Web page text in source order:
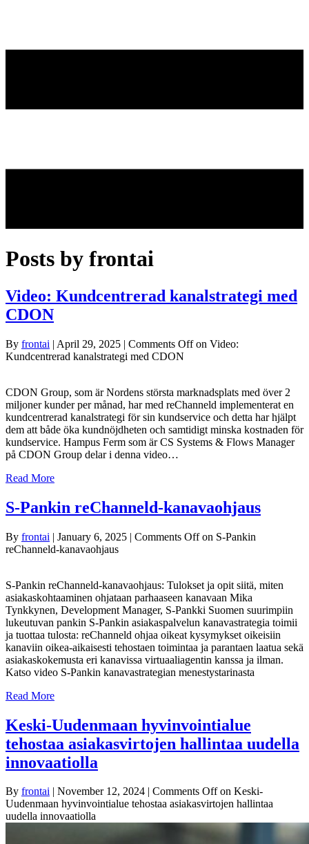
Posts by frontai
Video: Kundcentrerad kanalstrategi med
CDON
By frontai | April 29, 2025 | Comments Offon Video:
Kundcentrerad kanalstrategi med CDON
CDON Group, som är Nordens största marknadsplats med över 2
miljoner kunder per månad, har med reChanneld implementerat en
kundcentrerad kanalstrategi för sin kundservice och detta har hjälpt
dem att både öka kundnöjdheten och samtidigt minska kostnaden för
kundservice. Hampus Ferm som är CS Systems & Flows Manager
på CDON Group delar i denna video…
Read More
S-Pankin reChanneld-kanavaohjaus
By frontai | January 6, 2025 | Comments Offon S-Pankin
reChanneld-kanavaohjaus
S-Pankin reChanneld-kanavaohjaus: Tulokset ja opit siitä, miten
asiakaskohtaaminen ohjataan parhaaseen kanavaan Mika
Tynkkynen, Development Manager, S-Pankki Suomen suurimpiin
lukeutuvan pankin S-Pankin asiakaspalvelun kanavastrategia toimii
ja tuottaa tulosta: reChanneld ohjaa oikeat kysymykset oikeisiin
kanaviin oikea-aikaisesti tehostaen toimintaa ja parantaen laatua sekä
asiakaskokemusta eri kanavissa virtuaaliagentin kanssa ja ilman.
Katso video S-Pankin kanavastrategian menestystarinasta
Read More
Keski-Uudenmaan hyvinvointialue
tehostaa asiakasvirtojen hallintaa uudella
innovaatiolla
By frontai | November 12, 2024 | Comments Offon Keski-
Uudenmaan hyvinvointialue tehostaa asiakasvirtojen hallintaa
uudella innovaatiolla